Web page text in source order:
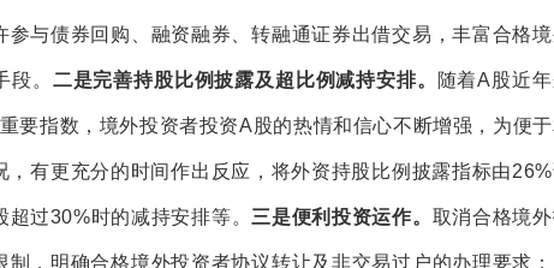
参与债券回购、融资融券、转融通证券出借交易，丰富合格
。 二是完善持股比例披露及超比例减持安排。 随着A股近
要指数，境外投资者投资A股的热情和信心不断增强，为便
，有更充分的时间作出反应，将外资持股比例披露指标由
过30%时的减持安排等。 三是便利投资运作。 取消合格境
制，明确合格境外投资者协议转让及非交易过户的办理要求